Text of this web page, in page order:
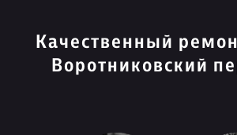
Качественный
Воротниковский